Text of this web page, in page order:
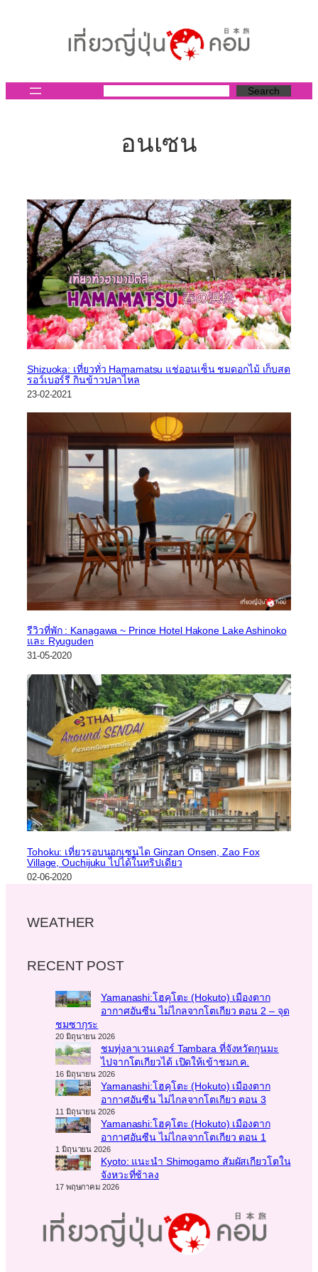
Search
อนเซน
Shizuoka: เที่ยวทั่ว Hamamatsu แช่ออนเซ็น ชมดอกไม้ เก็บสต
รอว์เบอร์รี กินข้าวปลาไหล
23-02-2021
รีวิวที่พัก : Kanagawa ~ Prince Hotel Hakone Lake Ashinoko
และ Ryuguden
31-05-2020
Tohoku: เที่ยวรอบนอกเซนได Ginzan Onsen, Zao Fox
Village, Ouchijuku ไปได้ในทริปเดียว
02-06-2020
WEATHER
RECENT POST
Yamanashi:โฮคุโตะ (Hokuto) เมืองตาก
อากาศอันซีน ไม่ไกลจากโตเกียว ตอน 2 – จุด
ชมซากุระ
20 มิถุนายน 2026
ชมทุ่งลาเวนเดอร์ Tambara ที่จังหวัดกุนมะ
ไปจากโตเกียวได้ เปิดให้เข้าชมก.ค.
16 มิถุนายน 2026
Yamanashi:โฮคุโตะ (Hokuto) เมืองตาก
อากาศอันซีน ไม่ไกลจากโตเกียว ตอน 3
11 มิถุนายน 2026
Yamanashi:โฮคุโตะ (Hokuto) เมืองตาก
อากาศอันซีน ไม่ไกลจากโตเกียว ตอน 1
1 มิถุนายน 2026
Kyoto: แนะนำ Shimogamo สัมผัสเกียวโตใน
จังหวะที่ช้าลง
17 พฤษภาคม 2026